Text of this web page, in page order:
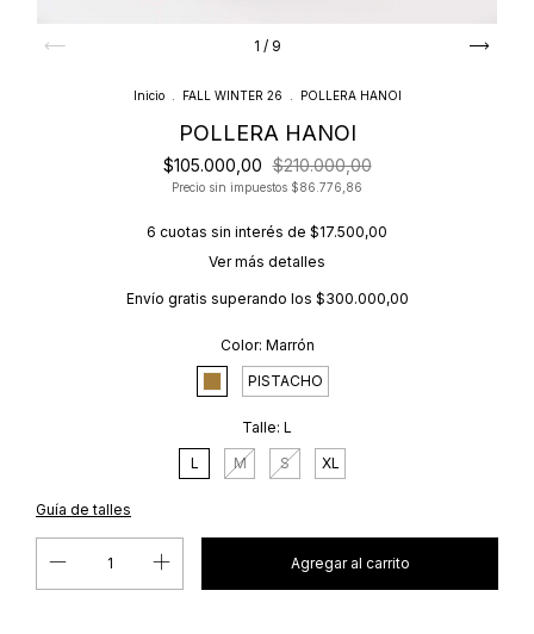
1 / 9
Inicio FALL WINTER 26 POLLERA HANOI
POLLERA HANOI
$105.000,00 $210.000,00
Precio sin impuestos $86.776,86
6 cuotas sin interés de $17.500,00
Ver más detalles
Envío gratis superando los $300.000,00
Color: Marrón
PISTACHO
Talle: L
L
M S XL
Guía de talles